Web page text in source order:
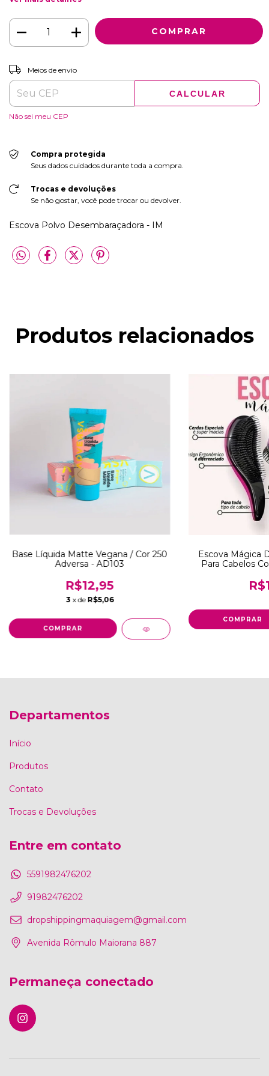
Entregas para o CEP:
Meios de envio
CALCULAR
Não sei meu CEP
Compra protegida
Seus dados cuidados durante toda a compra.
Trocas e devoluções
Se não gostar, você pode trocar ou devolver.
Escova Polvo Desembaraçadora - IM
Produtos relacionados
Base Líquida Matte Vegana / Cor 250
Adversa - AD103
R$12,95
3 x de R$5,06
Escova Mágica
Para Cabelos
Departamentos
Início
Produtos
Contato
Trocas e Devoluções
Entre em contato
5591982476202
91982476202
dropshippingmaquiagem@gmail.com
Avenida Rômulo Maiorana 887
Permaneça conectado